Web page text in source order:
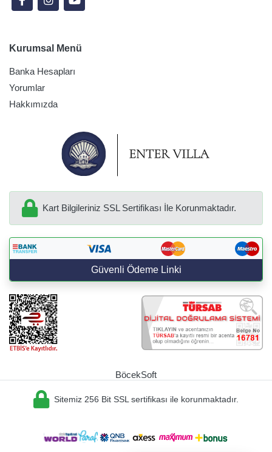
Kurumsal Menü
Banka Hesapları
Yorumlar
Hakkımızda
Kart Bilgileriniz SSL Sertifikası İle Korunmaktadır.
Güvenli Ödeme Linki
BöcekSoft
Sitemiz 256 Bit SSL sertifikası ile korunmaktadır.